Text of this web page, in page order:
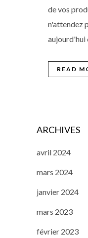
de vos
n'attendez
aujourd'hui
READ
ARCHIVES
avril 2024
mars 2024
janvier 2024
mars 2023
février 2023